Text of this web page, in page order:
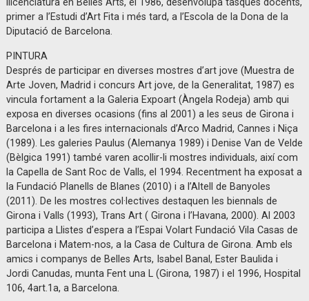
llicenciatura en Belles Arts, el 1986, desenvolupa tasques docents,
primer a l’Estudi d’Art Fita i més tard, a l’Escola de la Dona de la
Diputació de Barcelona.
PINTURA
Després de participar en diverses mostres d’art jove (Muestra de
Arte Joven, Madrid i concurs Art jove, de la Generalitat, 1987) es
vincula fortament a la Galeria Expoart (Àngela Rodeja) amb qui
exposa en diverses ocasions (fins al 2001) a les seus de Girona i
Barcelona i a les fires internacionals d’Arco Madrid, Cannes i Niça
(1989). Les galeries Paulus (Alemanya 1989) i Denise Van de Velde
(Bèlgica 1991) també varen acollir-li mostres individuals, així com
la Capella de Sant Roc de Valls, el 1994. Recentment ha exposat a
la Fundació Planells de Blanes (2010) i a l’Altell de Banyoles
(2011). De les mostres col·lectives destaquen les biennals de
Girona i Valls (1993), Trans Art ( Girona i l’Havana, 2000). Al 2003
participa a Llistes d’espera a l’Espai Volart Fundació Vila Casas de
Barcelona i Matem-nos, a la Casa de Cultura de Girona. Amb els
amics i companys de Belles Arts, Isabel Banal, Ester Baulida i
Jordi Canudas, munta Fent una L (Girona, 1987) i el 1996, Hospital
106, 4art.1a, a Barcelona.